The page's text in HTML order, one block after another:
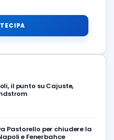
il punto su Cajuste,
Pastorello per chiudere la
e Fenerbahce